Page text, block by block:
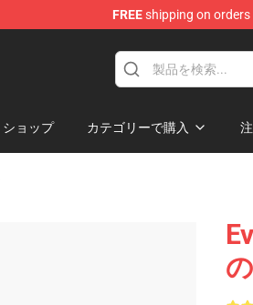
FREEshipping on orders
ショップ カテゴリーで購入